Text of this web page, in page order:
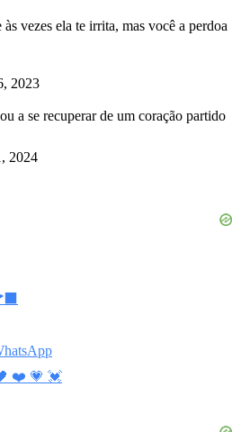
vezes ela te irrita, mas você a perdoa
2023
a se recuperar de um coração partido
2024
❤️ 💗 💓